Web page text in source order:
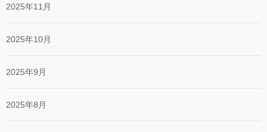
2025年11月
2025年10月
2025年9月
2025年8月